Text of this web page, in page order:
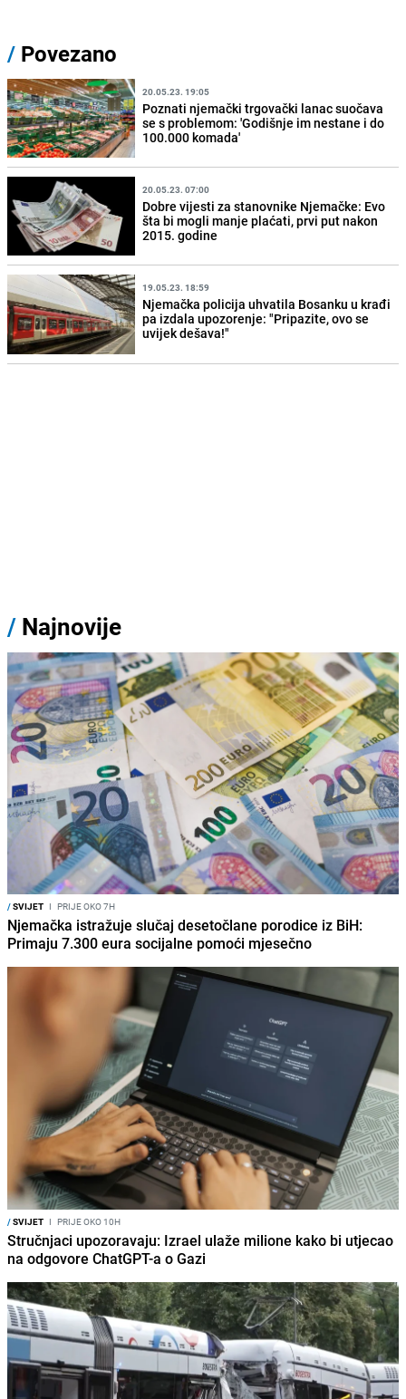
/ Povezano
20.05.23. 19:05
Poznati njemački trgovački lanac suočava
se s problemom: 'Godišnje im nestane i do
100.000 komada'
20.05.23. 07:00
Dobre vijesti za stanovnike Njemačke: Evo
šta bi mogli manje plaćati, prvi put nakon
2015. godine
19.05.23. 18:59
Njemačka policija uhvatila Bosanku u krađi
pa izdala upozorenje: "Pripazite, ovo se
uvijek dešava!"
/ Najnovije
/SVIJET I PRIJE OKO 7H
Njemačka istražuje slučaj desetočlane porodice iz BiH:
Primaju 7.300 eura socijalne pomoći mjesečno
/SVIJET I PRIJE OKO 10H
Stručnjaci upozoravaju: Izrael ulaže milione kako bi utjecao
na odgovore ChatGPT-a o Gazi